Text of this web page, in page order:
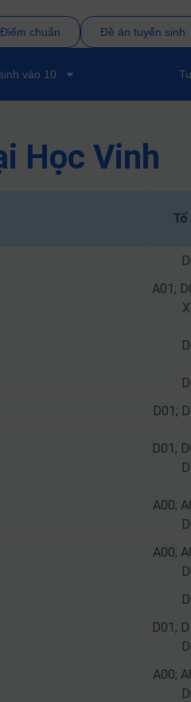
Điểm chuẩn Đề án tuyển sinh
vào 10
Học Vinh
Tổ
A01;
D01;
D01;
A00;
A00;
D01;
A00;